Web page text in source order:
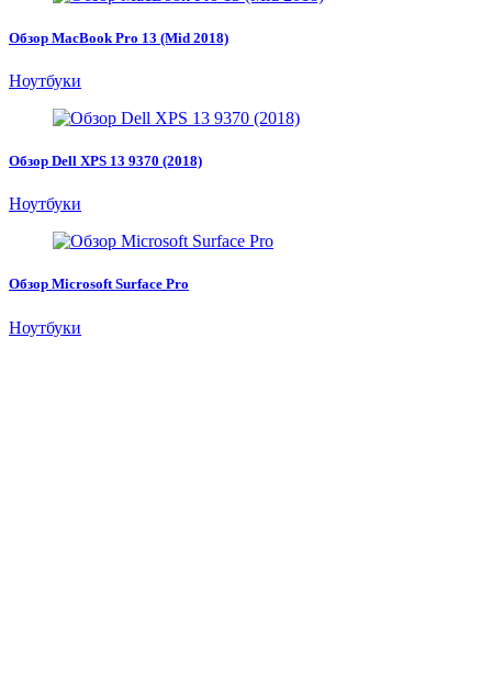
Обзор MacBook Pro 13 (Mid 2018)
Ноутбуки
Обзор Dell XPS 13 9370 (2018)
Ноутбуки
Обзор Microsoft Surface Pro
Ноутбуки